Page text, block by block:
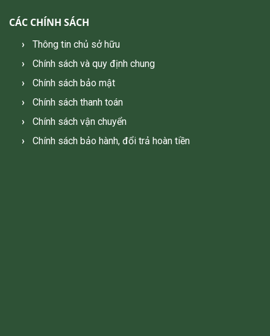
CÁC CHÍNH SÁCH
Thông tin chủ sở hữu
Chính sách và quy định chung
Chính sách bảo mật
Chính sách thanh toán
Chính sách vận chuyển
Chính sách bảo hành, đổi trả hoàn tiền